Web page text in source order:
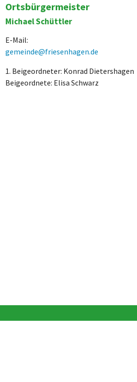
Ortsbürgermeister
Michael Schüttler
E-Mail:
gemeinde@friesenhagen.de
1. Beigeordneter: Konrad Dietershagen
Beigeordnete: Elisa Schwarz